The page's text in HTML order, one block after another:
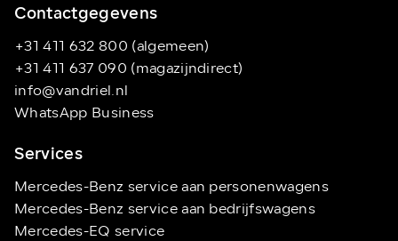
Contactgegevens
+31 411 632 800 (algemeen)
+31 411 637 090 (magazijndirect)
info@vandriel.nl
WhatsApp Business
Services
Mercedes-Benz service aan personenwagens
Mercedes-Benz service aan bedrijfswagens
Mercedes-EQ service